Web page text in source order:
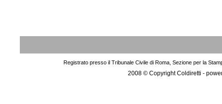
Registrato presso il Tribunale Civile di Roma, Sezione per la
2008 © Copyright Coldiretti -